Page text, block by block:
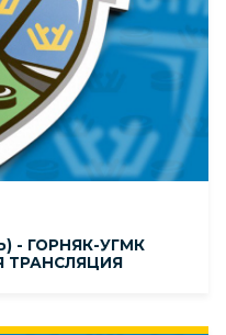
- ГОРНЯК-УГМК
ТРАНСЛЯЦИЯ